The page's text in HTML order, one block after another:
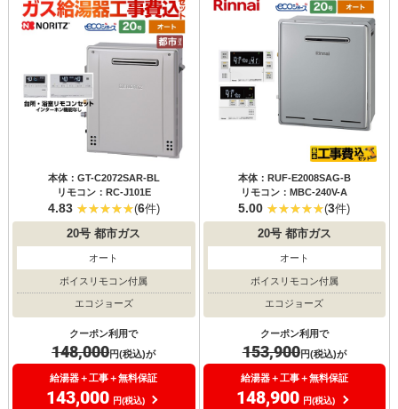
本体：GT-C2072SAR-BL
リモコン：RC-J101E
4.83 (6件)
20号 都市ガス
オート
ボイスリモコン付属
エコジョーズ
クーポン利用で
148,000円(税込)が
給湯器＋工事＋無料保証
143,000 円(税込)
本体：RUF-E2008SAG-B
リモコン：MBC-240V-A
5.00 (3件)
20号都市ガス
オート
ボイスリモコン付属
エコジョーズ
クーポン利用で
153,900円(税込)が
給湯器＋工事＋無料保証
148,900 円(税込)